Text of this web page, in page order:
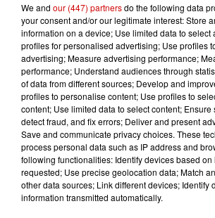
Gagnez vos
Musée du Sport
Mans !
Alouette vous
Futuroscope
We and our (447) partnersdo the following data
your consent and/or our legitimate interest: Store
information on a device; Use limited data to select
profiles for personalised advertising; Use profiles
advertising; Measure advertising performance;
performance; Understand audiences through
of data from different sources; Develop and
profiles to personalise content; Use profiles to
content; Use limited data to select content; Ensure
detect fraud, and fix errors; Deliver and present
Save and communicate privacy choices. These
process personal data such as IP address and
following functionalities: Identify devices based
requested; Use precise geolocation data; Match
other data sources; Link different devices; Identify
information transmitted automatically.